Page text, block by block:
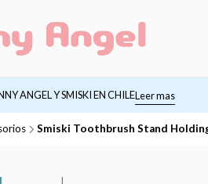
ANGEL Y SMISKI EN CHILELeer mas
Smiski Toothbrush Stand